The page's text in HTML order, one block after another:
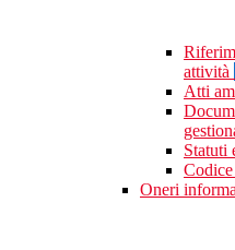
attività
Atti
Statuti
Oneri